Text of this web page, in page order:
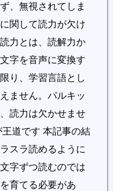
、無視されてしま
関して読力が欠け
力とは、読解力か
字を音声に変換す
り、学習言語とし
ません。パルキッ
読力は欠かせませ
道です 本記事の結
スラ読めるように
字ずつ読むのでは
育てる必要があ